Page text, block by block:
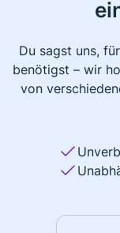
Du sagst uns,
benötigst – wir
von